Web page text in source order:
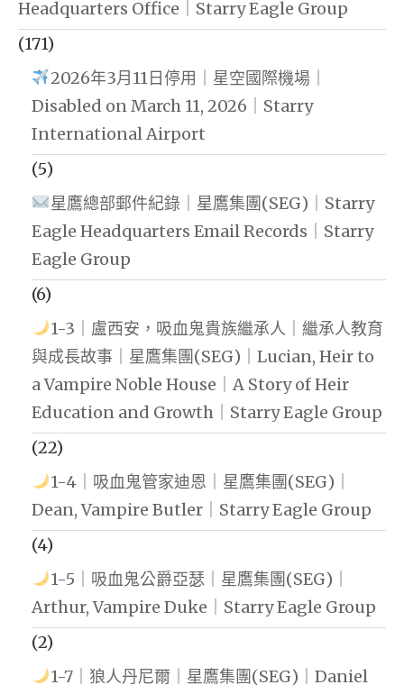
Headquarters Office｜Starry Eagle Group
(171)
2026年3月11日停用｜星空國際機場｜
Disabled on March 11, 2026｜Starry
International Airport
(5)
星鷹總部郵件紀錄｜星鷹集團(SEG)｜Starry
Eagle Headquarters Email Records｜Starry
Eagle Group
(6)
1-3｜盧西安，吸血鬼貴族繼承人｜繼承人教育
與成長故事｜星鷹集團(SEG)｜Lucian, Heir to
a Vampire Noble House｜A Story of Heir
Education and Growth｜Starry Eagle Group
(22)
1-4｜吸血鬼管家迪恩｜星鷹集團(SEG)｜
Dean, Vampire Butler｜Starry Eagle Group
(4)
1-5｜吸血鬼公爵亞瑟｜星鷹集團(SEG)｜
Arthur, Vampire Duke｜Starry Eagle Group
(2)
1-7｜狼人丹尼爾｜星鷹集團(SEG)｜Daniel